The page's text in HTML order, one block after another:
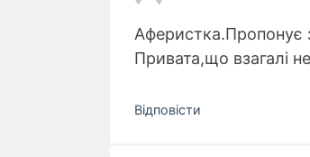
Аферистка.Пропонує
Привата,що взагалі
Відповіcти